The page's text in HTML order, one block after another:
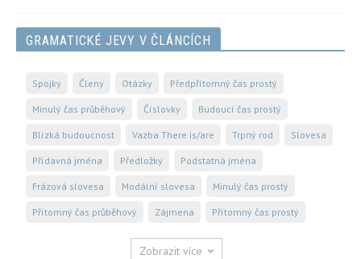
GRAMATICKÉ JEVY V ČLÁNCÍCH
Spojky Členy Otázky Předpřítomný čas prostý
Minulý čas průběhový Číslovky Budoucí čas prostý
Blízká budoucnost Vazba There is/are Trpný rod Slovesa
Přídavná jména Předložky Podstatná jména
Frázová slovesa Modální slovesa Minulý čas prostý
Přítomný čas průběhový Zájmena Přítomný čas prostý
Zobrazit více